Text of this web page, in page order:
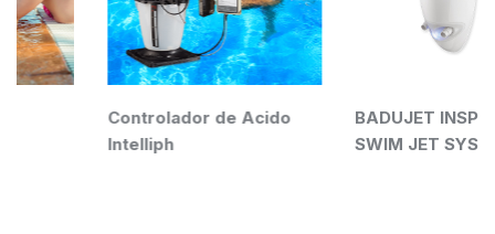
Controlador de Acido
BADUJET INSPIRATION
SWIM JET SYST SOBREP